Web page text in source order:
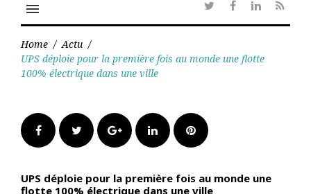
menu
TwitterFacebook
Linkedin
RSS
Home / Actu /
UPS déploie pour la première fois au monde une flotte
100% électrique dans une ville
FacebookTwitter Google+LinkedInPinterest
UPS déploie pour la première fois au monde une
flotte 100% électrique dans une ville